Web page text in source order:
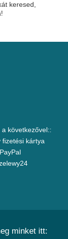
keresed,
a következővel::
fizetési kártya
PayPal
minket itt: